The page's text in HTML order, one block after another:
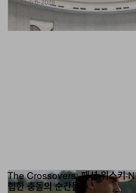
The Crossovers: 패션·위스키
힙한 충돌의 순간들